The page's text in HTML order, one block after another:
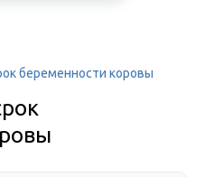
беременности коровы